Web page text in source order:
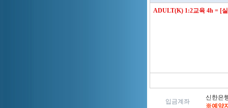
입금계좌
신한은
※예약